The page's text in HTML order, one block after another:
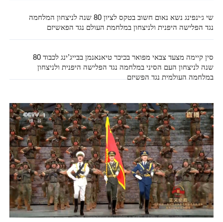
שי ג׳ינפינג נשא נאום חשוב בטקס לציון 80 שנה לניצחון המלחמה
נגד הפלישה היפנית ולניצחון במלחמת העולם נגד הפאשיזם
סין קיימה מצעד צבאי מפואר בכיכר טיאנאנמן בבייג’ינג לכבוד 80
שנה לניצחון העם הסיני במלחמה נגד הפלישה היפנית ולניצחון
במלחמה העולמית נגד הפשיזם